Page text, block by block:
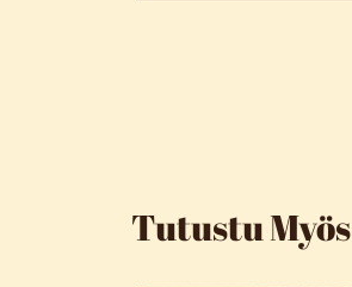
Tutustu Myös